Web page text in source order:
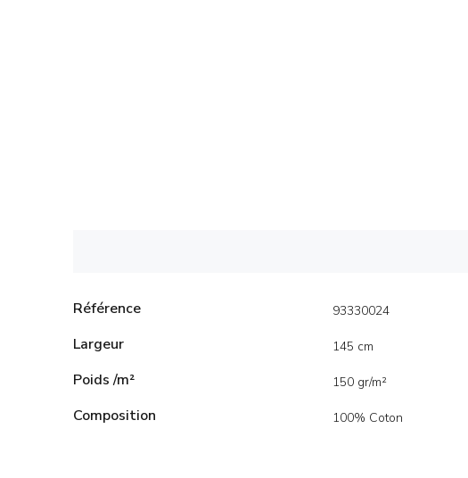
Référence 93330024
Largeur 145 cm
Poids /m² 150 gr/m²
Composition 100% Coton